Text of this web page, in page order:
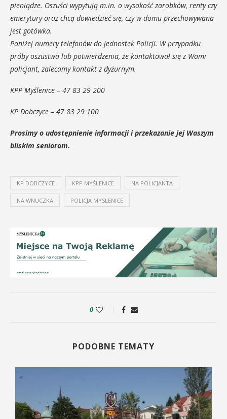
pieniądze. Oszuści wypytują m.in. o wysokość zarobków, renty czy
emerytury oraz chcą dowiedzieć się, czy w domu przechowywana
jest gotówka.
Poniżej numery telefonów do jednostek Policji. W przypadku
próby oszustwa lub potwierdzenia, że kontaktował się z Wami
policjant, zalecamy kontakt z dyżurnym.
KPP Myślenice – 47 83 29 200
KP Dobczyce – 47 83 29 100
Prosimy o udostępnienie informacji i przekazanie jej Waszym
bliskim seniorom.
KP DOBCZYCE KPP MYŚLENICE NA POLICJANTA
NA WNUCZKA POLICJA MYSLENICE
0
PODOBNE TEMATY